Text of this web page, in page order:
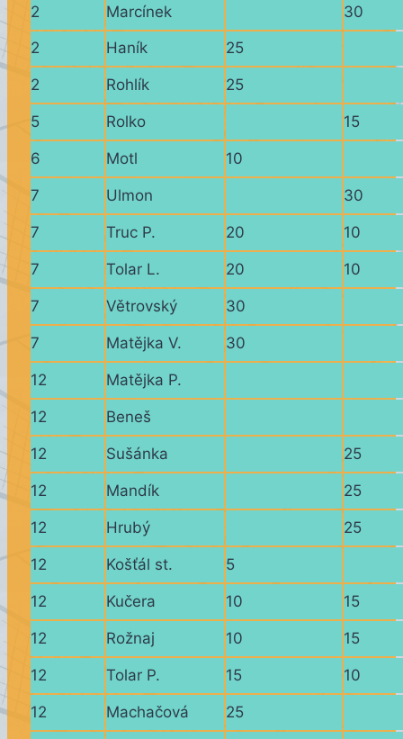
2
Marcínek
30
2
Haník 25
2 Rohlík 25
5 Rolko 15
6 Motl 10
7 Ulmon 30
7 Truc P. 20 10
7 Tolar L. 20 10
7 Větrovský 30
7 Matějka V. 30
12 Matějka P.
12 Beneš
12 Sušánka 25
12 Mandík 25
12 Hrubý 25
12 Košťál st. 5
12 Kučera 10 15
12 Rožnaj 10 15
12 Tolar P. 15 10
12 Machačová 25